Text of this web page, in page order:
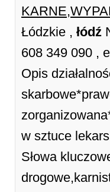
Łódzkie , łódź
608 349 090 ,
Opis
w sztuce
Słowa